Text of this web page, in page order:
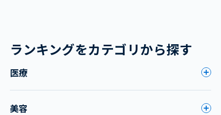
ランキングをカテゴリから探す
医療
美容